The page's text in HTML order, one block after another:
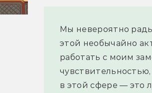
Мы невероятно
этой необычайно
работать с моим
в этой сфере —